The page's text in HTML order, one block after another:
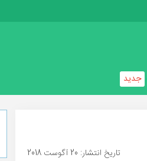
جدید
تاریخ انتشار: 20 آگوست 2018